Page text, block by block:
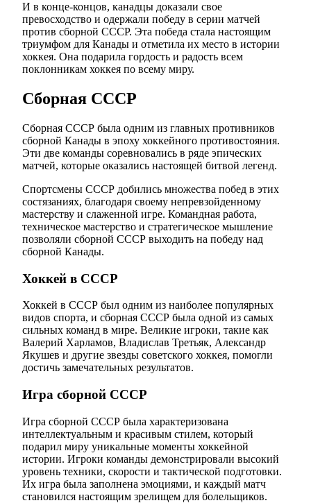
И в конце-концов, канадцы доказали свое
превосходство и одержали победу в серии матчей
против сборной СССР. Эта победа стала настоящим
триумфом для Канады и отметила их место в истории
хоккея. Она подарила гордость и радость всем
поклонникам хоккея по всему миру.
Сборная СССР
Сборная СССР была одним из главных противников
сборной Канады в эпоху хоккейного противостояния.
Эти две команды соревновались в ряде эпических
матчей, которые оказались настоящей битвой легенд.
Спортсмены СССР добились множества побед в этих
состязаниях, благодаря своему непревзойденному
мастерству и слаженной игре. Командная работа,
техническое мастерство и стратегическое мышление
позволяли сборной СССР выходить на победу над
сборной Канады.
Хоккей в СССР
Хоккей в СССР был одним из наиболее популярных
видов спорта, и сборная СССР была одной из самых
сильных команд в мире. Великие игроки, такие как
Валерий Харламов, Владислав Третьяк, Александр
Якушев и другие звезды советского хоккея, помогли
достичь замечательных результатов.
Игра сборной СССР
Игра сборной СССР была характеризована
интеллектуальным и красивым стилем, который
подарил миру уникальные моменты хоккейной
истории. Игроки команды демонстрировали высокий
уровень техники, скорости и тактической подготовки.
Их игра была заполнена эмоциями, и каждый матч
становился настоящим зрелищем для болельщиков.